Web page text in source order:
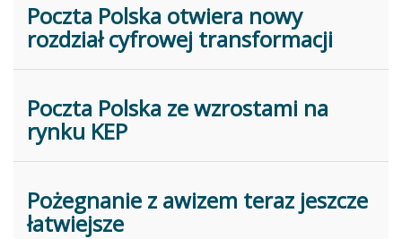
Poczta Polska otwiera nowy
rozdział cyfrowej transformacji
Poczta Polska ze wzrostami na
rynku KEP
Pożegnanie z awizem teraz jeszcze
łatwiejsze